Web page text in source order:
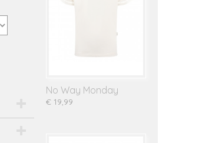
No Way Monday
€ 19,99